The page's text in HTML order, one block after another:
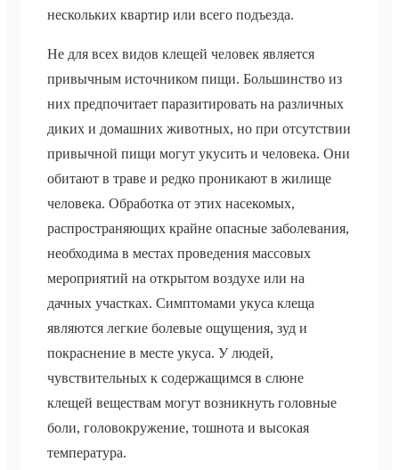
нескольких квартир или всего подъезда.
Не для всех видов клещей человек является
привычным источником пищи. Большинство из
них предпочитает паразитировать на различных
диких и домашних животных, но при отсутствии
привычной пищи могут укусить и человека. Они
обитают в траве и редко проникают в жилище
человека. Обработка от этих насекомых,
распространяющих крайне опасные заболевания,
необходима в местах проведения массовых
мероприятий на открытом воздухе или на
дачных участках. Симптомами укуса клеща
являются легкие болевые ощущения, зуд и
покраснение в месте укуса. У людей,
чувствительных к содержащимся в слюне
клещей веществам могут возникнуть головные
боли, головокружение, тошнота и высокая
температура.